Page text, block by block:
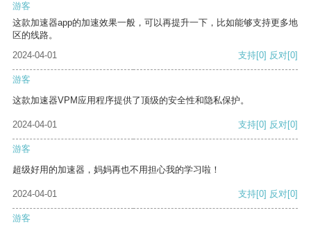
游客
这款加速器app的加速效果一般，可以再提升一下，比如能够支持更多地
区的线路。
2024-04-01
支持[0] 反对[0]
游客
这款加速器VPM应用程序提供了顶级的安全性和隐私保护。
2024-04-01 支持[0] 反对[0]
游客
超级好用的加速器，妈妈再也不用担心我的学习啦！
2024-04-01 支持[0] 反对[0]
游客